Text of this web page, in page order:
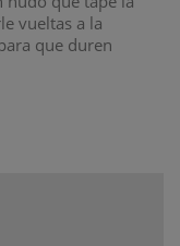
vueltas a la
que duren